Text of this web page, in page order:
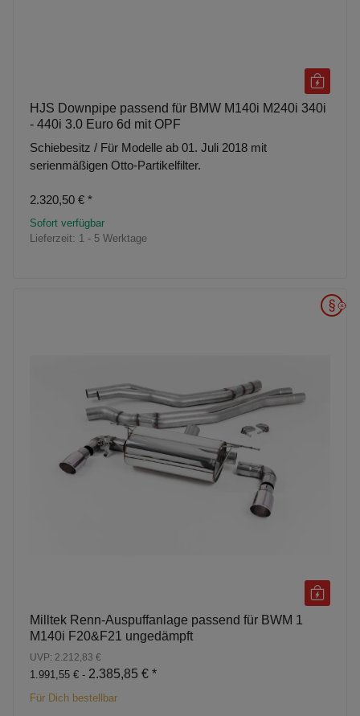
HJS Downpipe passend für BMW M140i M240i 340i
- 440i 3.0 Euro 6d mit OPF
Schiebesitz / Für Modelle ab 01. Juli 2018 mit
serienmäßigen Otto-Partikelfilter.
2.320,50 € *
Sofort verfügbar
Lieferzeit: 1 - 5 Werktage
Milltek Renn-Auspuffanlage passend für BWM 1
M140i F20&F21 ungedämpft
UVP: 2.212,83 €
1.991,55 € - 2.385,85 € *
Für Dich bestellbar